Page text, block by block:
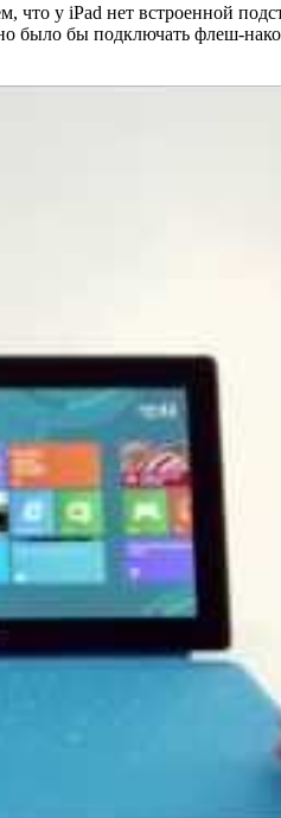
что у iPad нет встроенной
было бы подключать флеш-